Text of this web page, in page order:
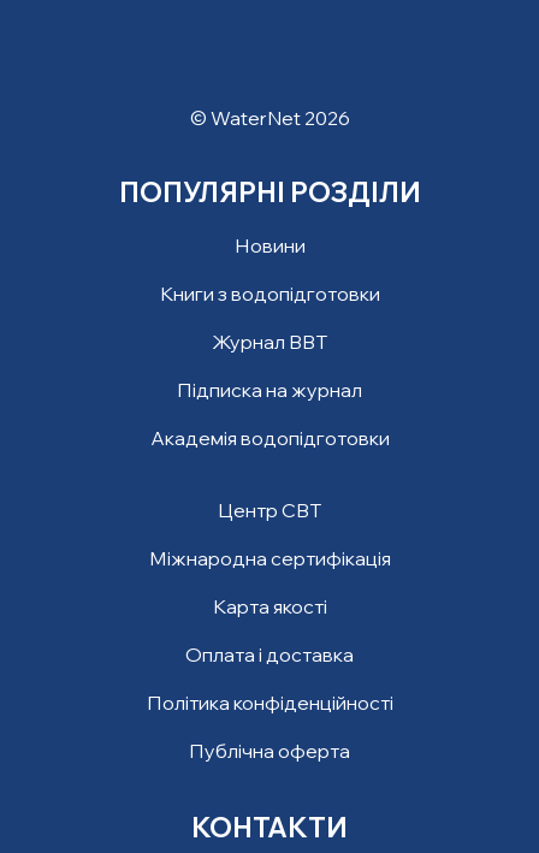
© WaterNet 2026
ПОПУЛЯРНІ РОЗДІЛИ
Новини
Книги з водопідготовки
Журнал ВВТ
Підписка на журнал
Академія водопідготовки
Центр СВТ
Міжнародна сертифікація
Карта якості
Оплата і доставка
Політика конфіденційності
Публічна оферта
КОНТАКТИ